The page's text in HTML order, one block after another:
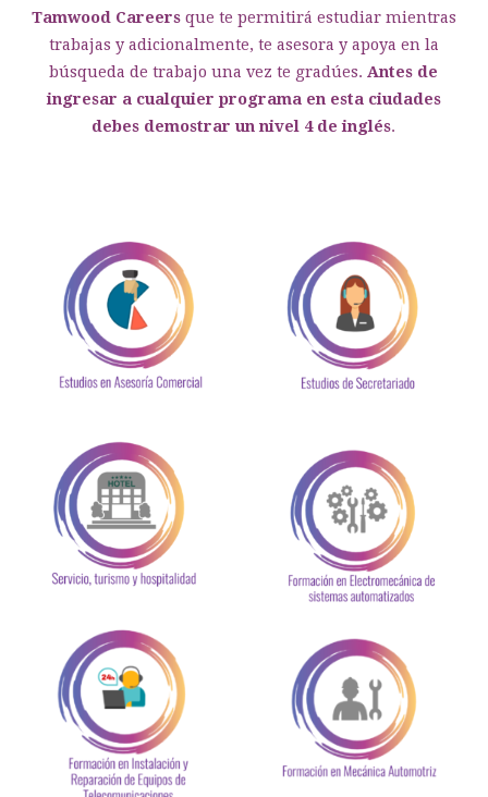
Tamwood Careersque te permitirá estudiar mientras
trabajas y adicionalmente, te asesora y apoya en la
búsqueda de trabajo una vez te gradúes. Antes de
ingresar a cualquier programa en esta ciudades
debes demostrar un nivel 4 de inglés.